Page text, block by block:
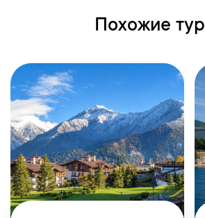
Похожие